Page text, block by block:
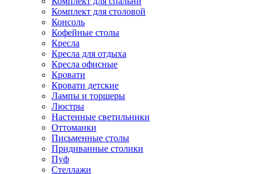
Комплект для столовой
Консоль
Кофейные столы
Кресла
Кресла для отдыха
Кресла офисные
Кровати
Кровати детские
Лампы и торшеры
Люстры
Настенные светильники
Оттоманки
Письменные столы
Придиванные столики
Пуф
Стеллажи